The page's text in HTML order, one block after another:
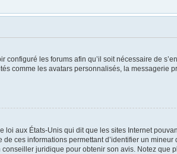
configuré les forums afin qu’il soit nécessaire de
comme les avatars personnalisés, la messagerie
loi aux États-Unis qui dit que les sites Internet
ces informations permettant d’identifier un
juridique pour obtenir son avis. Notez